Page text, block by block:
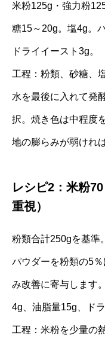
米粉125g・強力粉
糖15～20g。塩4g。
ドライイースト3g。
工程：粉類、砂糖、
水を最後に入れて発
択。焼き色は中程度
地の膨らみが弱けれ
レシピ2：米粉
重視）
粉類合計250gを基準
パウダーを粉類の5
み改善に寄与します
4g、油脂量15g、ド
工程：米粉を少量の